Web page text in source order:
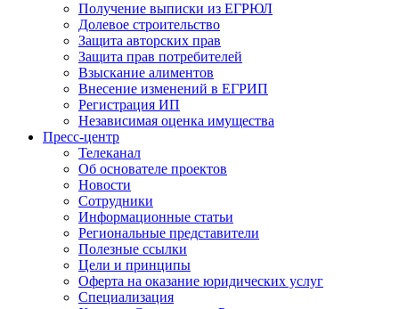
Получение выписки из ЕГРЮЛ
Долевое строительство
Защита авторских прав
Защита прав потребителей
Взыскание алиментов
Внесение изменений в ЕГРИП
Регистрация ИП
Независимая оценка имущества
Пресс-центр
Телеканал
Об основателе проектов
Новости
Сотрудники
Информационные статьи
Региональные представители
Полезные ссылки
Цели и принципы
Оферта на оказание юридических услуг
Специализация